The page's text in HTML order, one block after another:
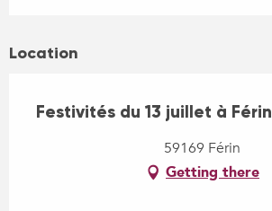
Location
Festivités du 13 juillet à Férin
59169 Férin
Getting there